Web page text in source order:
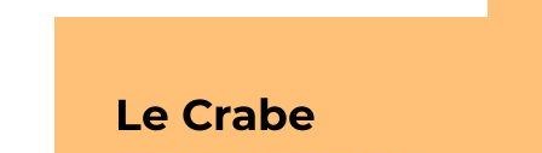
Le Crabe